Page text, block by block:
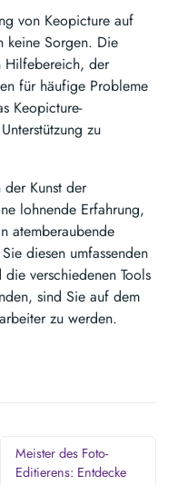
von Keopicture auf
keine Sorgen. Die
Hilfebereich, der
für häufige Probleme
Keopicture-
zu
der Kunst der
lohnende Erfahrung,
atemberaubende
diesen umfassenden
verschiedenen Tools
sind Sie auf dem
zu werden.
Meister des Foto-
Editierens: Entdecke